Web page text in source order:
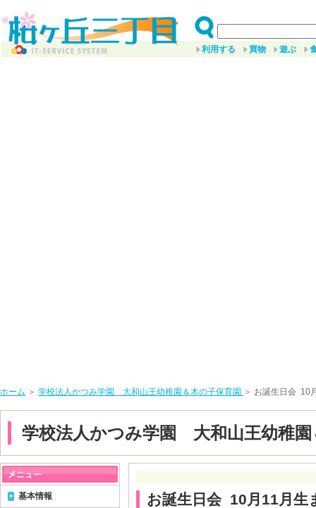
利用する 買物 遊ぶ
ホーム ＞ 学校法人かつみ学園 大和山王幼稚園＆木の子保育園 ＞ お誕生日会 10
学校法人かつみ学園 大和山王幼稚園
お誕生日会 10月11月生
基本情報